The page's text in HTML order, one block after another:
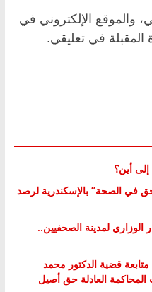
والموقع الإلكتروني في
المقبلة في تعليقي.
أين؟
في الصحة” بالإسكندرية لرصد
الوزاري لمدينة الصحفيين..
قضية الدكتور محمد
المحاكمة العادلة حق أصيل